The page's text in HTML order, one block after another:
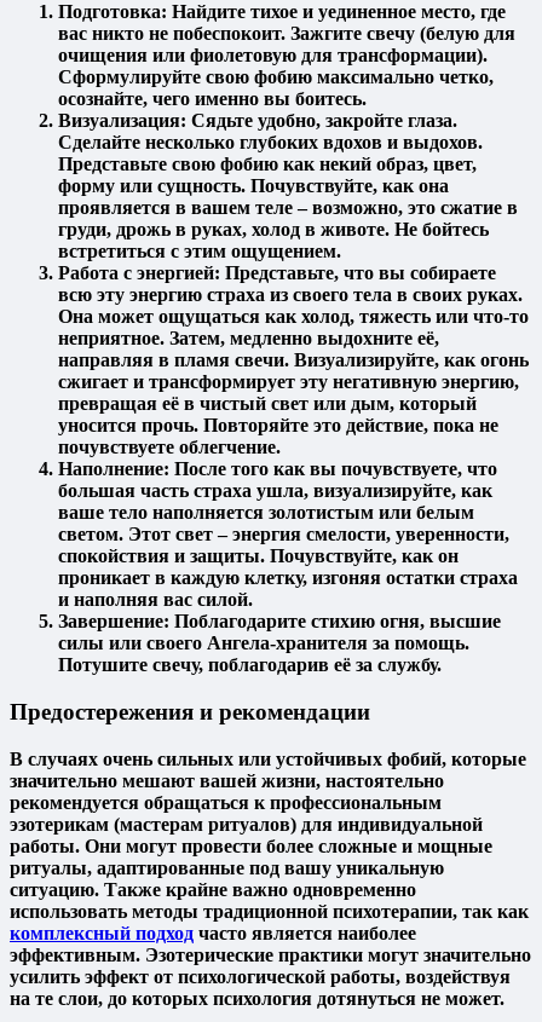
Подготовка: Найдите тихое и уединенное место, где
вас никто не побеспокоит. Зажгите свечу (белую для
очищения или фиолетовую для трансформации).
Сформулируйте свою фобию максимально четко,
осознайте, чего именно вы боитесь.
Визуализация: Сядьте удобно, закройте глаза.
Сделайте несколько глубоких вдохов и выдохов.
Представьте свою фобию как некий образ, цвет,
форму или сущность. Почувствуйте, как она
проявляется в вашем теле – возможно, это сжатие в
груди, дрожь в руках, холод в животе. Не бойтесь
встретиться с этим ощущением.
Работа с энергией: Представьте, что вы собираете
всю эту энергию страха из своего тела в своих руках.
Она может ощущаться как холод, тяжесть или что-то
неприятное. Затем, медленно выдохните её,
направляя в пламя свечи. Визуализируйте, как огонь
сжигает и трансформирует эту негативную энергию,
превращая её в чистый свет или дым, который
уносится прочь. Повторяйте это действие, пока не
почувствуете облегчение.
Наполнение: После того как вы почувствуете, что
большая часть страха ушла, визуализируйте, как
ваше тело наполняется золотистым или белым
светом. Этот свет – энергия смелости, уверенности,
спокойствия и защиты. Почувствуйте, как он
проникает в каждую клетку, изгоняя остатки страха
и наполняя вас силой.
Завершение: Поблагодарите стихию огня, высшие
силы или своего Ангела-хранителя за помощь.
Потушите свечу, поблагодарив её за службу.
Предостережения и рекомендации
В случаях очень сильных или устойчивых фобий, которые
значительно мешают вашей жизни, настоятельно
рекомендуется обращаться к профессиональным
эзотерикам (мастерам ритуалов) для индивидуальной
работы. Они могут провести более сложные и мощные
ритуалы, адаптированные под вашу уникальную
ситуацию. Также крайне важно одновременно
использовать методы традиционной психотерапии, так как
комплексный подход часто является наиболее
эффективным. Эзотерические практики могут значительно
усилить эффект от психологической работы, воздействуя
на те слои, до которых психология дотянуться не может.